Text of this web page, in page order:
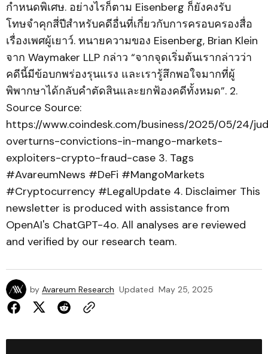
กำหนดพิเศษ. อย่างไรก็ตาม Eisenberg ก็ยังคงรับ
โทษจำคุกสี่ปีสำหรับคดีอื่นที่เกี่ยวกับการครอบครองสื่อ
เรื่องเพศผู้เยาว์. ทนายความของ Eisenberg, Brian Klein
จาก Waymaker LLP กล่าว “จากจุดเริ่มต้นเรากล่าวว่า
คดีนี้มีข้อบกพร่องรุนแรง และเรารู้สึกพอใจมากที่ผู้
พิพากษาได้กลับคำตัดสินและยกฟ้องคดีทั้งหมด”. 2.
Source Source:
https://www.coindesk.com/business/2025/05/24/
overturns-convictions-in-mango-markets-
exploiters-crypto-fraud-case 3. Tags
#AvareumNews #DeFi #MangoMarkets
#Cryptocurrency #LegalUpdate 4. Disclaimer This
newsletter is produced with assistance from
OpenAI's ChatGPT-4o. All analyses are reviewed
and verified by our research team.
by Avareum Research Updated May 25, 2025